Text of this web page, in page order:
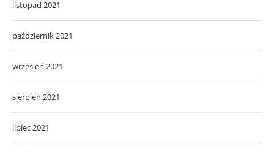
listopad 2021
październik 2021
wrzesień 2021
sierpień 2021
lipiec 2021